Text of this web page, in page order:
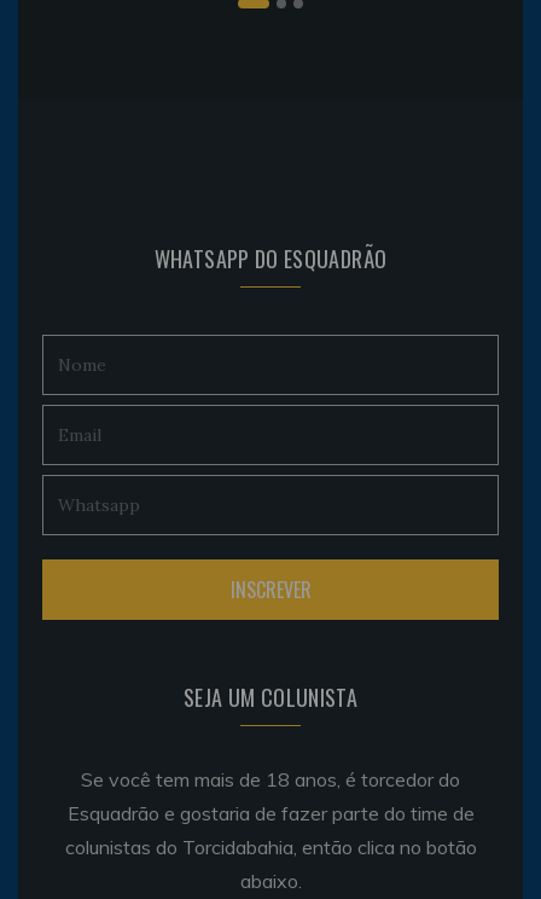
WHATSAPP DO ESQUADRÃO
SEJA UM COLUNISTA
Se você tem mais de 18 anos, é torcedor do
Esquadrão e gostaria de fazer parte do time de
colunistas do Torcidabahia, então clica no botão
abaixo.